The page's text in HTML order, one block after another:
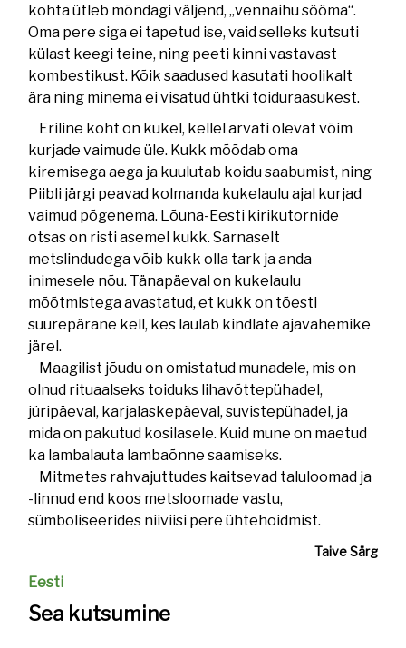
kohta ütleb mõndagi väljend, „vennaihu sööma“.
Oma pere siga ei tapetud ise, vaid selleks kutsuti
külast keegi teine, ning peeti kinni vastavast
kombestikust. Kõik saadused kasutati hoolikalt
ära ning minema ei visatud ühtki toiduraasukest.
Eriline koht on kukel, kellel arvati olevat võim
kurjade vaimude üle. Kukk mõõdab oma
kiremisega aega ja kuulutab koidu saabumist, ning
Piibli järgi peavad kolmanda kukelaulu ajal kurjad
vaimud põgenema. Lõuna-Eesti kirikutornide
otsas on risti asemel kukk. Sarnaselt
metslindudega võib kukk olla tark ja anda
inimesele nõu. Tänapäeval on kukelaulu
mõõtmistega avastatud, et kukk on tõesti
suurepärane kell, kes laulab kindlate ajavahemike
järel.
Maagilist jõudu on omistatud munadele, mis on
olnud rituaalseks toiduks lihavõttepühadel,
jüripäeval, karjalaskepäeval, suvistepühadel, ja
mida on pakutud kosilasele. Kuid mune on maetud
ka lambalauta lambaõnne saamiseks.
Mitmetes rahvajuttudes kaitsevad taluloomad ja
-linnud end koos metsloomade vastu,
sümboliseerides niiviisi pere ühtehoidmist.
Taive Särg
Eesti
Sea kutsumine